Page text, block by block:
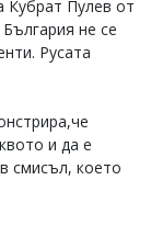
Кубрат Пулев от
не се
Русата
и да е
смисъл, което